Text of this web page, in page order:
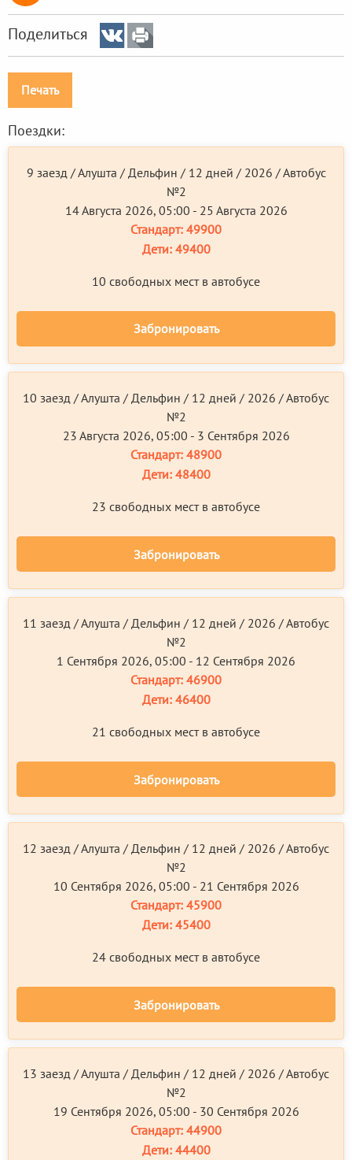
Поделиться
Печать
Поездки:
9 заезд / Алушта / Дельфин / 12 дней / 2026 / Автобус
№2
14 Августа 2026, 05:00 - 25 Августа 2026
Стандарт: 49900
Дети:49400
10 свободных мест в автобусе
Забронировать
10 заезд / Алушта / Дельфин / 12 дней / 2026 / Автобус
№2
23 Августа 2026, 05:00 - 3 Сентября 2026
Стандарт: 48900
Дети:48400
23 свободных мест в автобусе
Забронировать
11 заезд / Алушта / Дельфин / 12 дней / 2026 / Автобус
№2
1 Сентября 2026, 05:00 - 12 Сентября 2026
Стандарт: 46900
Дети:46400
21 свободных мест в автобусе
Забронировать
12 заезд / Алушта / Дельфин / 12 дней / 2026 / Автобус
№2
10 Сентября 2026, 05:00 - 21 Сентября 2026
Стандарт: 45900
Дети:45400
24 свободных мест в автобусе
Забронировать
13 заезд / Алушта / Дельфин / 12 дней / 2026 / Автобус
№2
19 Сентября 2026, 05:00 - 30 Сентября 2026
Стандарт: 44900
Дети:44400